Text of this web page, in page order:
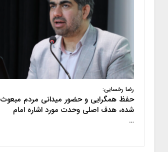
رضا رخسایی:
حفظ همگرایی و حضور میدانی مردم مبعوث
شده، هدف اصلی وحدت مورد اشاره امام
…